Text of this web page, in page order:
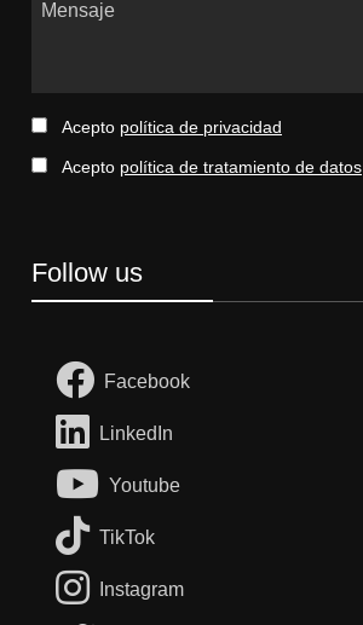
Acepto política de privacidad
Acepto política de tratamiento de datos
Follow us
Facebook
LinkedIn
Youtube
TikTok
Instagram